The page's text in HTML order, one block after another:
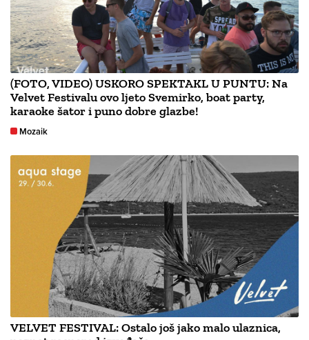
(FOTO, VIDEO) USKORO SPEKTAKL U PUNTU: Na
Velvet Festivalu ovo ljeto Svemirko, boat party,
karaoke šator i puno dobre glazbe!
Mozaik
VELVET FESTIVAL: Ostalo još jako malo ulaznica,